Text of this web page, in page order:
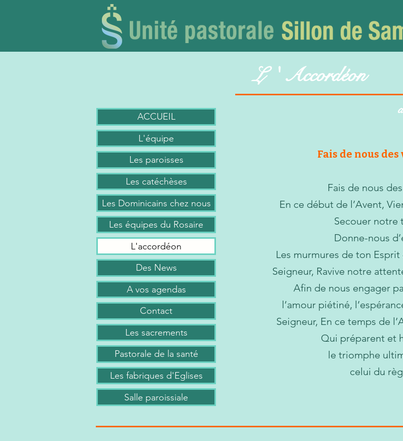
L '
Fais de nous
Fais de nous
En ce début de l’Avent,
Secouer notre
Donne-nous
Les murmures de ton
Seigneur, Ravive notre
Afin de nous engager
l’amour piétiné,
Seigneur, En ce temps de
Qui préparent et
le triomphe
celui du
ACCUEIL
L'équipe
Les paroisses
Les catéchèses
Les Dominicains chez nous
Les équipes du Rosaire
L'accordéon
Des News
A vos agendas
Contact
Les sacrements
Pastorale de la santé
Les fabriques d'Eglises
Salle paroissiale